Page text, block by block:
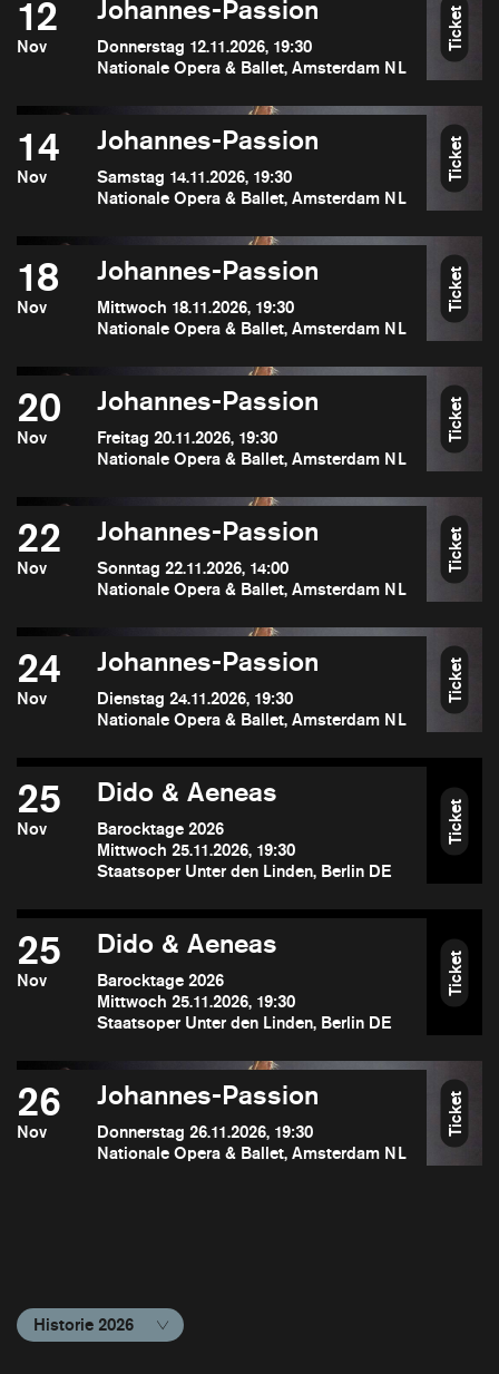
12
Nov
Johannes-Passion
Donnerstag 12.11.2026, 19:30
Nationale Opera & Ballet, Amsterdam NL
Ticket
14
Nov
Johannes-Passion
Samstag 14.11.2026, 19:30
Nationale Opera & Ballet, Amsterdam NL
Ticket
18
Nov
Johannes-Passion
Mittwoch 18.11.2026, 19:30
Nationale Opera & Ballet, Amsterdam NL
Ticket
20
Nov
Johannes-Passion
Freitag 20.11.2026, 19:30
Nationale Opera & Ballet, Amsterdam NL
Ticket
22
Nov
Johannes-Passion
Sonntag 22.11.2026, 14:00
Nationale Opera & Ballet, Amsterdam NL
Ticket
24
Nov
Johannes-Passion
Dienstag 24.11.2026, 19:30
Nationale Opera & Ballet, Amsterdam NL
Ticket
25
Nov
Dido & Aeneas
Barocktage 2026
Mittwoch 25.11.2026, 19:30
Staatsoper Unter den Linden, Berlin DE
Ticket
25
Nov
Dido & Aeneas
Barocktage 2026
Mittwoch 25.11.2026, 19:30
Staatsoper Unter den Linden, Berlin DE
Ticket
26
Nov
Johannes-Passion
Donnerstag 26.11.2026, 19:30
Nationale Opera & Ballet, Amsterdam NL
Ticket
Historie 2026